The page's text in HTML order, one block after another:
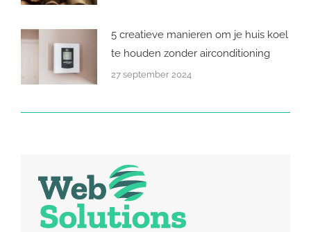
5 creatieve manieren om je huis koel
te houden zonder airconditioning
27 september 2024